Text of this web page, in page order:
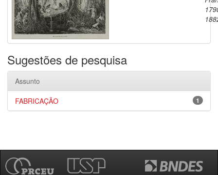
Sugestões de pesquisa
Assunto
1
FABRICAÇÃO